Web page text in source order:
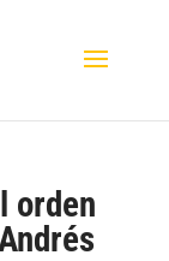
orden